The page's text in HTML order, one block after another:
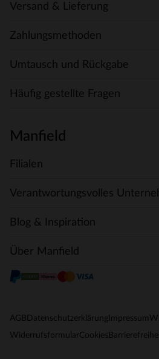
Versand & Lieferung
Zahlungsmethoden
Umtausch und Rückgabe
Häufig gestellte Fragen
Manfield
Filialen
Verantwortungsvolles
Blog & Inspiration
Über Manfield
AGB Datenschutzerklärung Impressum
WiderrufsformularCookies